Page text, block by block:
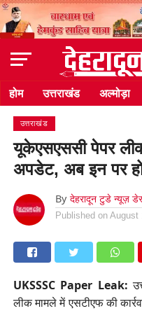
होम उत्तराखंड अल्मोड़ा
उत्तराखंड
यूकेएसएससी पेपर
अपडेट, अब इन पर
By देहरादून टुडे न्यूज़
Published on August
UKSSSC Paper Leak:
लीक मामले में एसटीएफ की